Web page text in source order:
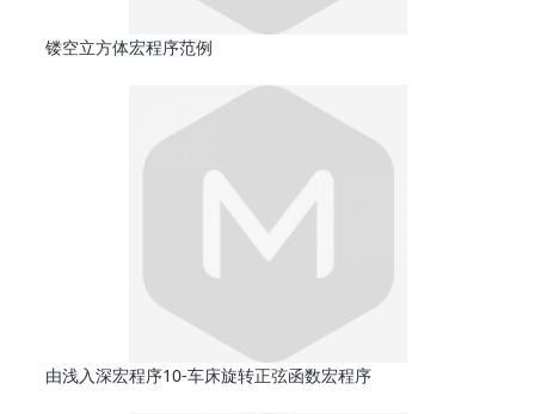
镂空立方体宏程序范例
由浅入深宏程序10-车床旋转正弦函数宏程序